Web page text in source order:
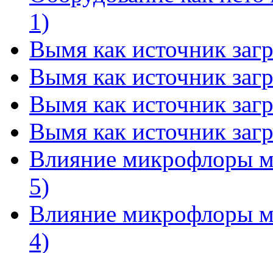
1)
Вымя как источник
Вымя как источник
Вымя как источник
Вымя как источник
Влияние микрофлоры
5)
Влияние микрофлоры
4)